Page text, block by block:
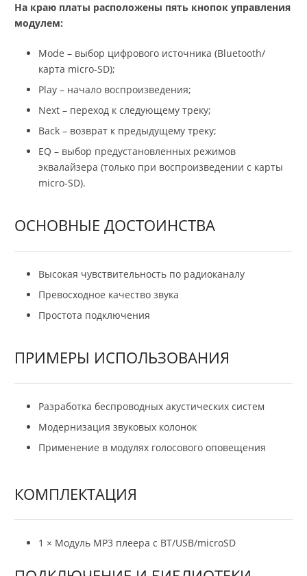
На краю платы расположены пять кнопок управления
модулем:
Mode – выбор цифрового источника (Bluetooth/
карта micro-SD);
Play – начало воспроизведения;
Next – переход к следующему треку;
Back – возврат к предыдущему треку;
EQ – выбор предустановленных режимов
эквалайзера (только при воспроизведении с карты
micro-SD).
ОСНОВНЫЕ ДОСТОИНСТВА
Высокая чувствительность по радиоканалу
Превосходное качество звука
Простота подключения
ПРИМЕРЫ ИСПОЛЬЗОВАНИЯ
Разработка беспроводных акустических систем
Модернизация звуковых колонок
Применение в модулях голосового оповещения
КОМПЛЕКТАЦИЯ
1 × Модуль МР3 плеера с BT/USB/microSD